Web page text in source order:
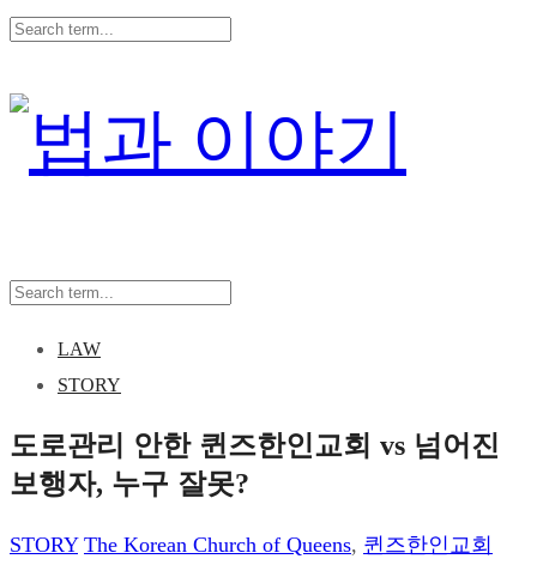
LAW
STORY
도로관리 안한 퀸즈한인교회 vs 넘어진
보행자, 누구 잘못?
STORY The Korean Church of Queens, 퀸즈한인교회